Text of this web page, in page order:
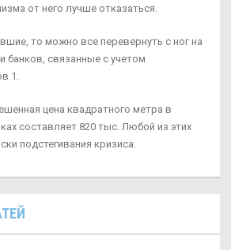
от него лучше отказаться.
то можно все перевернуть с ног на
банков, связанные с учетом
1.
цена квадратного метра в
составляет 820 тыс. Любой из этих
подстегивания кризиса.